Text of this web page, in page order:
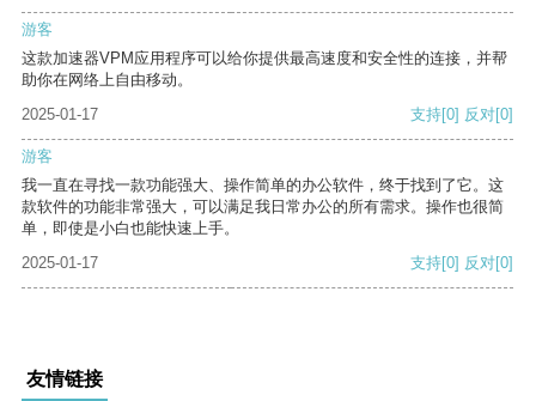
游客
这款加速器VPM应用程序可以给你提供最高速度和安全性的连接，并帮
助你在网络上自由移动。
2025-01-17
支持[0] 反对[0]
游客
我一直在寻找一款功能强大、操作简单的办公软件，终于找到了它。这
款软件的功能非常强大，可以满足我日常办公的所有需求。操作也很简
单，即使是小白也能快速上手。
2025-01-17
支持[0] 反对[0]
友情链接